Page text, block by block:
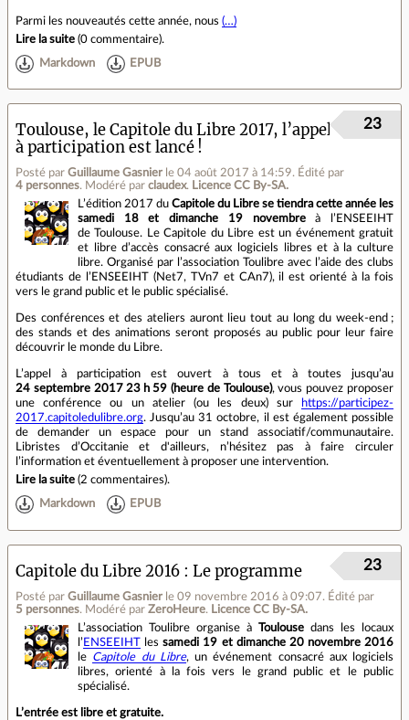
Parmi les nouveautés cette année, nous (…)
Lire la suite (0 commentaire).
Markdown EPUB
Toulouse, le Capitole du Libre 2017, l’appel
à participation est lancé !
Posté par Guillaume Gasnier le 04 août 2017 à 14:59. Édité par
4 personnes. Modéré par claudex. Licence CC By‑SA.
23
L’édition 2017 du Capitole du Libre se tiendra cette année les
samedi 18 et dimanche 19 novembreà l’ENSEEIHT
de Toulouse. Le Capitole du Libre est un événement gratuit
et libre d’accès consacré aux logiciels libres et à la culture
libre. Organisé par l’association Toulibre avec l’aide des clubs
étudiants de l’ENSEEIHT (Net7, TVn7 et CAn7), il est orienté à la fois
vers le grand public et le public spécialisé.
Des conférences et des ateliers auront lieu tout au long du week‐end ;
des stands et des animations seront proposés au public pour leur faire
découvrir le monde du Libre.
L’appel à participation est ouvert à tous et à toutes jusqu’au
24 septembre 2017 23 h 59 (heure de Toulouse), vous pouvez proposer
une conférence ou un atelier (ou les deux) sur
https://participez-
2017.capitoledulibre.org. Jusqu’au 31 octobre, il est également possible
de demander un espace pour un stand associatif/communautaire.
Libristes d’Occitanie et d'ailleurs, n’hésitez pas à faire circuler
l’information et éventuellement à proposer une intervention.
Lire la suite (2 commentaires).
Markdown EPUB
Capitole du Libre 2016 : Le programme
Posté par Guillaume Gasnier le 09 novembre 2016 à 09:07. Édité par
5 personnes. Modéré par ZeroHeure. Licence CC By‑SA.
23
L’association Toulibre organise à Toulouse dans les locaux
l’ ENSEEIHT lessamedi 19 et dimanche 20 novembre 2016
le Capitole du Libre, un événement consacré aux logiciels
libres, orienté à la fois vers le grand public et le public
spécialisé.
L’entrée est libre et gratuite.